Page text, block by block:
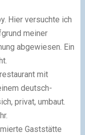
Hier versuchte ich
meiner
abgewiesen. Ein
mit
deutsch-
privat, umbaut.
Gaststätte